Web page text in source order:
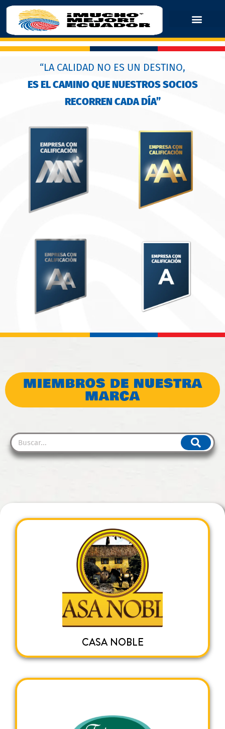
“LA CALIDAD NO ES UN DESTINO,
ES EL CAMINO QUE NUESTROS SOCIOS
RECORREN CADA DÍA”
MIEMBROS DE NUESTRA
MARCA
CASA NOBLE